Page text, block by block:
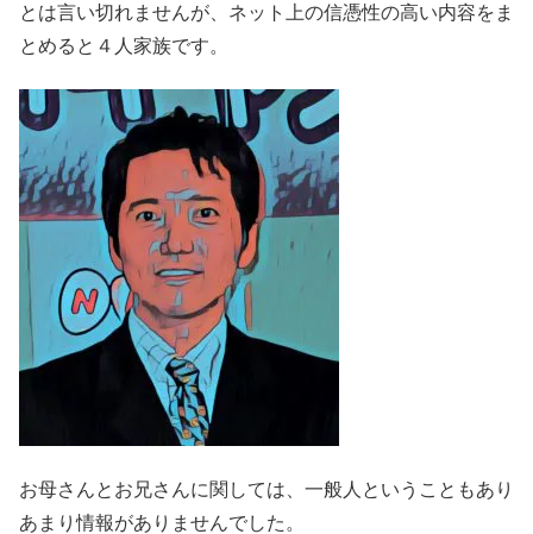
とは言い切れませんが、ネット上の信憑性の高い内容をま
とめると４人家族です。
お母さんとお兄さんに関しては、一般人ということもあり
あまり情報がありませんでした。